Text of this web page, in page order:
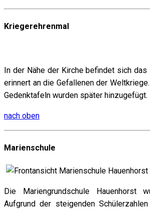
Kriegerehrenmal
In der Nähe der Kirche befindet sich das
erinnert an die Gefallenen der
Gedenktafeln wurden später hinzugefügt.
nach oben
Marienschule
Die Mariengrundschule Hauenhorst
Aufgrund der steigenden